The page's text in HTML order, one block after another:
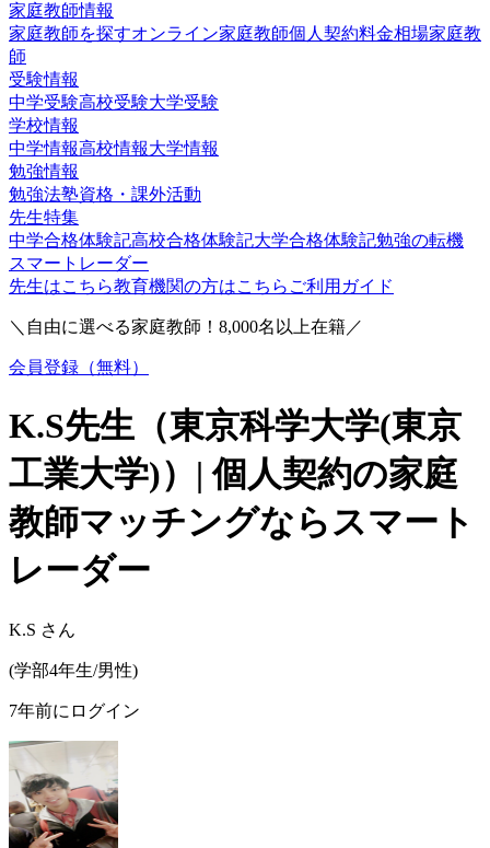
家庭教師情報
家庭教師を探すオンライン家庭教師個人契約料金相場家庭教
師
受験情報
中学受験高校受験大学受験
学校情報
中学情報高校情報大学情報
勉強情報
勉強法塾資格・課外活動
先生特集
中学合格体験記高校合格体験記大学合格体験記勉強の転機
スマートレーダー
先生はこちら教育機関の方はこちら ご利用ガイド
＼自由に選べる家庭教師！ 8,000名以上在籍／
会員登録（無料）
K.S先生（東京科学大学(東京
工業大学)）| 個人契約の家庭
教師マッチングならスマート
レーダー
K.S さん
(学部4年生/男性)
7年前にログイン